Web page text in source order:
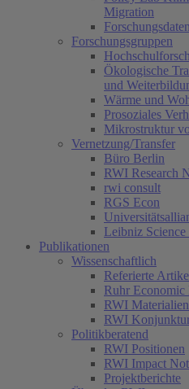
Migration
Forschungsgruppen
Ökologische
und
Wärme und
Prosoziales
Mikrostruktur
Vernetzung/Transfer
Büro Berlin
RWI Research
rwi consult
RGS Econ
Leibniz
Publikationen
Wissenschaftlich
Referierte
Ruhr Economic
RWI Materialien
RWI
Politikberatend
RWI Positionen
RWI Impact
Projektberichte